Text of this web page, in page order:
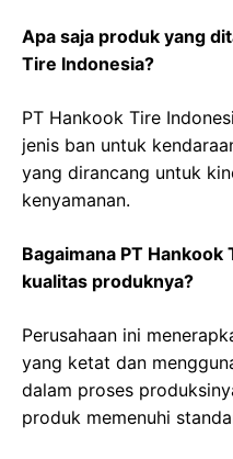
Apa saja produk yang
Tire Indonesia?
PT Hankook Tire
jenis ban untuk
yang dirancang untuk
kenyamanan.
Bagaimana PT
kualitas produknya?
Perusahaan ini
yang ketat dan
dalam proses
produk memenuhi